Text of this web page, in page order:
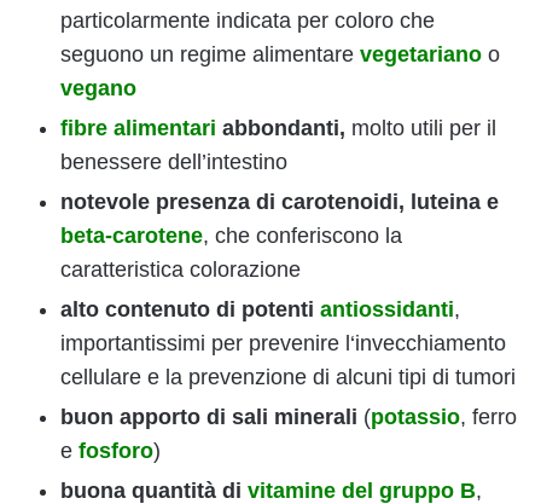
particolarmente indicata per coloro che
seguono un regime alimentare vegetariano o
vegano
fibre alimentari abbondanti, molto utili per il
benessere dell’intestino
notevole presenza di carotenoidi, luteina e
beta-carotene, che conferiscono la
caratteristica colorazione
alto contenuto di potenti antiossidanti,
importantissimi per prevenire l‘invecchiamento
cellulare e la prevenzione di alcuni tipi di tumori
buon apporto di sali minerali (potassio, ferro
e fosforo)
buona quantità di vitamine del gruppo B,